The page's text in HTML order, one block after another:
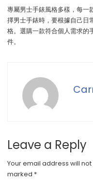
專屬男士手錶風格多樣，每一
擇男士手錶時，要根據自己日
格。選購一款符合個人需求的
件。
Leave a Reply
Your email address will
marked *